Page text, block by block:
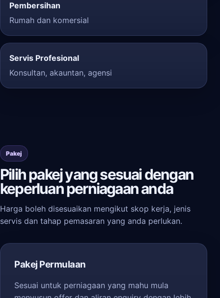
Pembersihan
Rumah dan komersial
Servis Profesional
Konsultan, akauntan, agensi
Pakej
Pilih pakej yang sesuai dengan
keperluan perniagaan anda
Harga boleh disesuaikan mengikut skop kerja, jenis
servis dan tahap pemasaran yang anda perlukan.
Pakej Permulaan
Sesuai untuk perniagaan yang mahu mula